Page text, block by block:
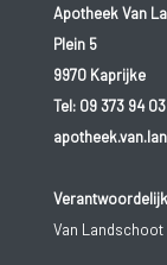
Apotheek Van
Plein 5
9970 Kaprijke
Tel: 09 373 94 03
Van Landschoot